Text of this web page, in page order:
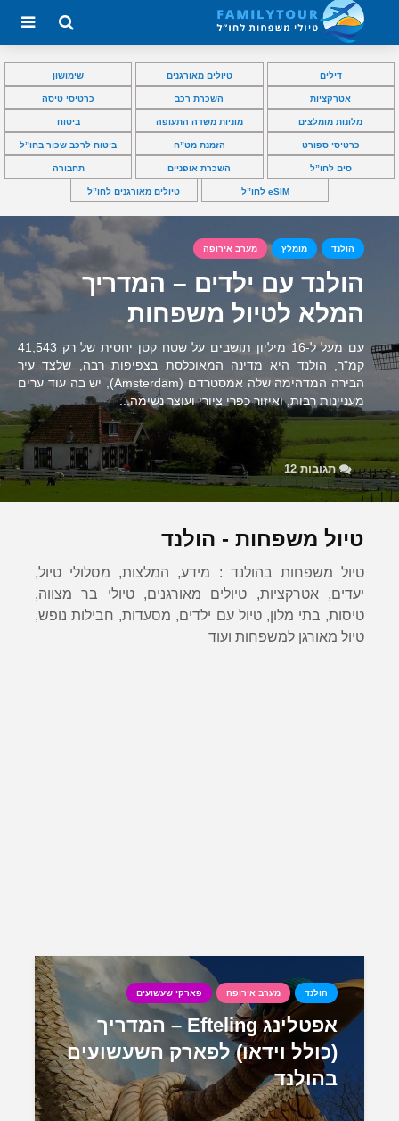
דילים טיולים מאורגנים שימושון
אטרקציות השכרת רכב כרטיסי טיסה
מלונות מומלצים מוניות משדה התעופה ביטוח
כרטיסי ספורט הזמנת מט”ח ביטוח לרכב שכור בחו”ל
סים לחו”ל השכרת אופניים תחבורה
eSIM לחו”ל טיולים מאורגנים לחו”ל
הולנד מומלץ מערב אירופה
הולנד עם ילדים – המדריך
המלא לטיול משפחות
עם מעל ל-16 מיליון תושבים על שטח קטן יחסית של רק 41,543
קמ"ר, הולנד היא מדינה המאוכלסת בצפיפות רבה, שלצד עיר
הבירה המדהימה שלה אמסטרדם (Amsterdam), יש בה עוד ערים
מעניינות רבות, ואיזור כפרי ציורי ועוצר נשימה...
תגובות 12
טיול משפחות - הולנד
טיול משפחות בהולנד : מידע, המלצות, מסלולי טיול,
יעדים, אטרקציות, טיולים מאורגנים, טיולי בר מצווה,
טיסות, בתי מלון, טיול עם ילדים, מסעדות, חבילות נופש,
טיול מאורגן למשפחות ועוד
הולנד מערב אירופה פארקי שעשועים
אפטלינג Efteling – המדריך
(כולל וידאו) לפארק השעשועים
בהולנד